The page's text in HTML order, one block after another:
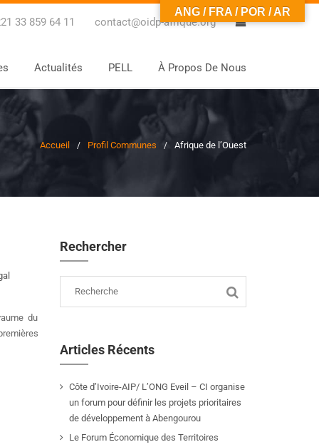
0
33 859 64 11 contact@oidp-afrique.org
Actualités PELL À Propos De Nous
Accueil Profil Communes Afrique de l’Ouest
du
Rechercher
Articles Récents
Côte d’Ivoire-AIP/ L’ONG Eveil – CI organise
un forum pour définir les projets prioritaires
de développement à Abengourou
Le Forum Économique des Territoires
ANG / FRA / POR / AR